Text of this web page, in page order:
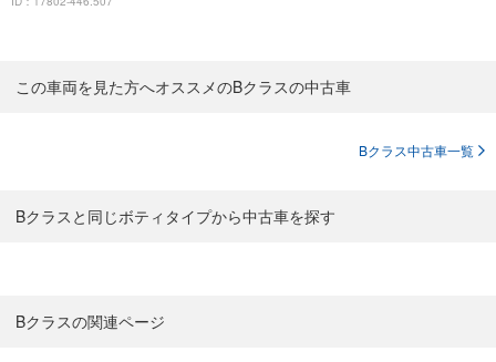
この車両を見た方へオススメのBクラスの中古車
Bクラス中古車一覧
Bクラスと同じボティタイプから中古車を探す
Bクラスの関連ページ